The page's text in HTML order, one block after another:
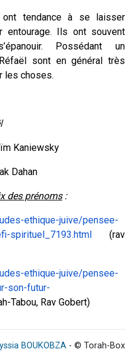
tendance à se laisser
entourage. Ils ont souvent
Possédant un
sont en général très
les choses.
Kaniewsky
Dahan
des prénoms:
ethique-juive/pensee-
spirituel_7193.html
(rav
ethique-juive/pensee-
son-futur-
Tabou, Rav Gobert)
BOUKOBZA - © Torah-Box